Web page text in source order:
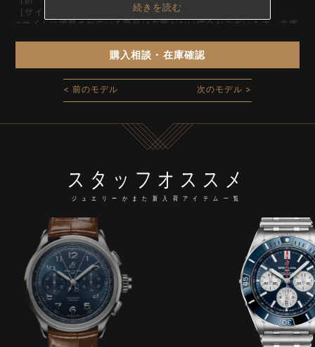
続きを読む
［サイズ］42
※サイトに掲載されている商品は在庫がない場合がございます。在庫
購入相談・在庫確認
< 前のモデル 次のモデル >
スタッフオススメ
ジュエリーかまた新入荷アイテム一覧